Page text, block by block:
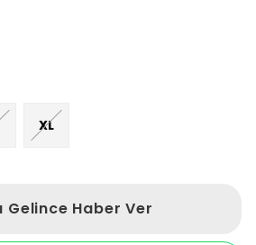
XL
Gelince Haber Ver